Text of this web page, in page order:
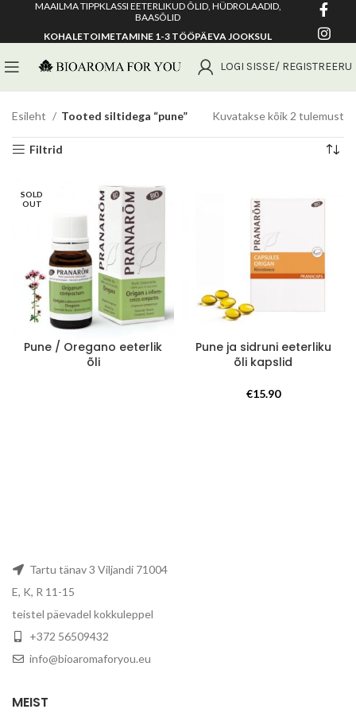
MAAILMA TIPPKLASSI EETERLIKUD ÕLID, HÜDROLAADID,
BAASÕLID
KOHALETOIMETAMINE 1-3 TÖÖPÄEVA JOOKSUL
LOGI SISSE/ REGISTREERU
Esileht Tooted siltidega “pune” Kuvatakse kõik 2 tulemust
Filtrid
SOLD
OUT
Pune / Oregano eeterlik
õli
Pune ja sidruni eeterliku
õli kapslid
€15.90
Tartu tänav 3 Viljandi 71004
E, K, R 11-15
teistel päevadel kokkuleppel
+372 56509432
info@bioaromaforyou.eu
MEIST